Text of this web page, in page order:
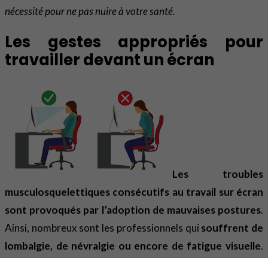
nécessité pour ne pas nuire à votre santé.
Les gestes appropriés pour
travailler devant un écran
Les troubles
musculosquelettiques consécutifs au travail sur écran
sont provoqués par l’adoption de mauvaises postures.
Ainsi, nombreux sont les professionnels qui souffrent de
lombalgie, de névralgie ou encore de fatigue visuelle.